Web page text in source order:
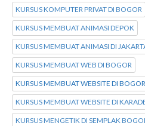
KURSUS KOMPUTER PRIVAT DI BOGOR
KURSUS MEMBUAT ANIMASI DEPOK
KURSUS MEMBUAT ANIMASI DI
KURSUS MEMBUAT WEB DI BOGOR
KURSUS MEMBUAT WEBSITE DI BOGOR
KURSUS MEMBUAT WEBSITE DI
KURSUS MENGETIK DI SEMPLAK